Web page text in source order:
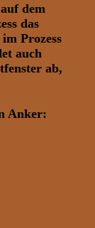
dem
das
Prozess
auch
ab,
Anker: